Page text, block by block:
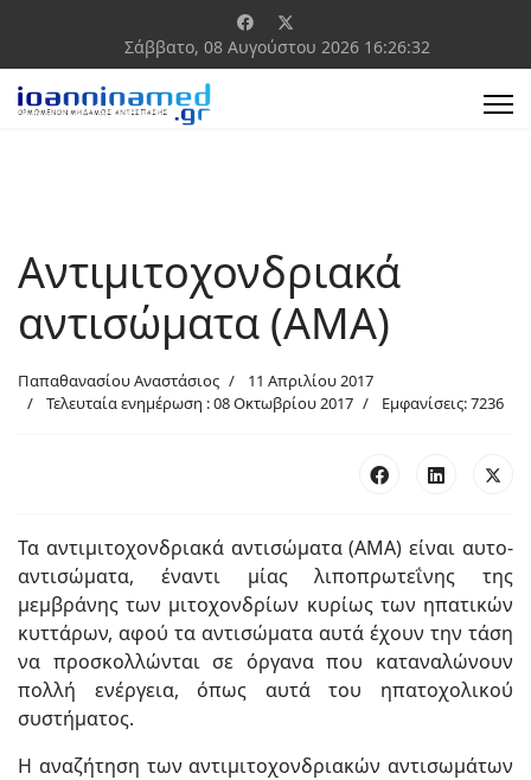
Σάββατο, 08 Αυγούστου 2026 16:26:32
Αντιμιτοχονδριακά
αντισώματα (AMA)
Παπαθανασίου Αναστάσιος
11 Απριλίου 2017
Τελευταία ενημέρωση : 08 Οκτωβρίου 2017
Εμφανίσεις: 7236
Τα αντιμιτοχονδριακά αντισώματα (ΑΜΑ) είναι αυτο-
αντισώματα, έναντι μίας λιποπρωτεΐνης της
μεμβράνης των μιτοχονδρίων κυρίως των ηπατικών
κυττάρων, αφού τα αντισώματα αυτά έχουν την τάση
να προσκολλώνται σε όργανα που καταναλώνουν
πολλή ενέργεια, όπως αυτά του ηπατοχολικού
συστήματος.
Η αναζήτηση των αντιμιτοχονδριακών αντισωμάτων